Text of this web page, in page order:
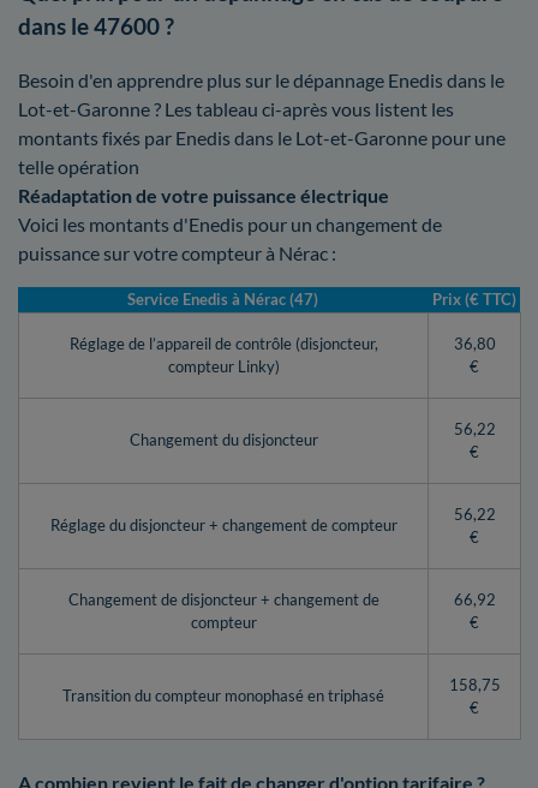
dans le 47600 ?
Besoin d'en apprendre plus sur le dépannage Enedis dans le
Lot-et-Garonne ? Les tableau ci-après vous listent les
montants fixés par Enedis dans le Lot-et-Garonne pour une
telle opération
Réadaptation de votre puissance électrique
Voici les montants d'Enedis pour un changement de
puissance sur votre compteur à Nérac :
Service Enedis à Nérac (47) Prix (€ TTC)
Réglage de l’appareil de contrôle (disjoncteur,
compteur Linky)
36,80
€
Changement du disjoncteur
56,22
€
Réglage du disjoncteur + changement de compteur
56,22
€
Changement de disjoncteur + changement de
compteur
66,92
€
Transition du compteur monophasé en triphasé
158,75
€
A combien revient le fait de changer d'option tarifaire ?